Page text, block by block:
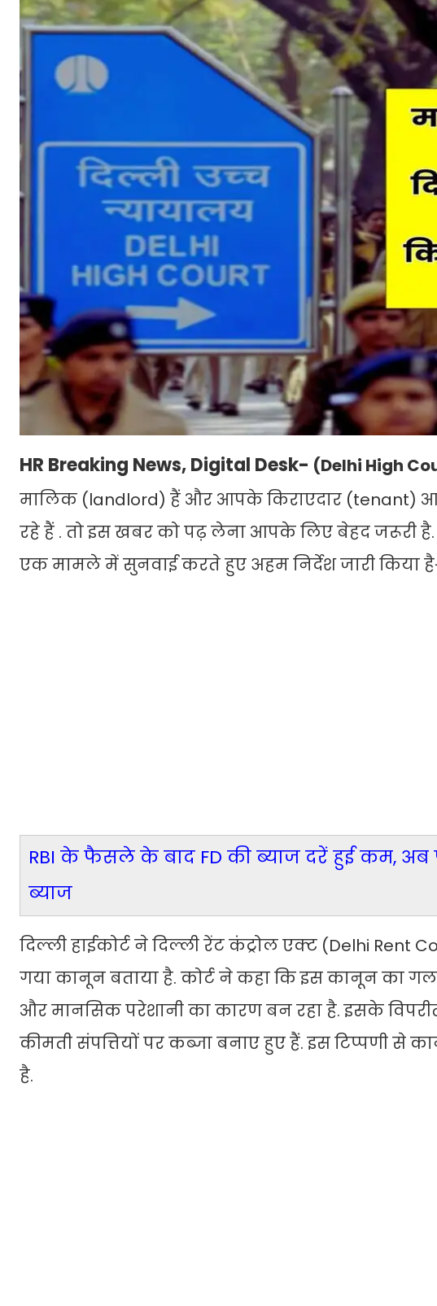
HR Breaking News, Digital Desk- (Delhi High
मालिक (landlord) हैं और आपके किराएदार
रहे हैं . तो इस खबर को पढ़ लेना आपके लिए बेहद जरूरी
एक मामले में सुनवाई करते हुए अहम निर्देश जारी किया
RBI के फैसले के बाद FD की ब्याज दरें हुई कम,
ब्याज
दिल्ली हाईकोर्ट ने दिल्ली रेंट कंट्रोल एक्ट (Delhi
गया कानून बताया है. कोर्ट ने कहा कि इस कानून का
और मानसिक परेशानी का कारण बन रहा है. इसके
कीमती संपत्तियों पर कब्जा बनाए हुए हैं. इस टिप्पणी से
है.